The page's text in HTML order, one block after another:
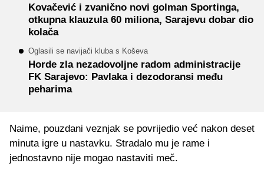
Kovačević i zvanično novi golman Sportinga,
otkupna klauzula 60 miliona, Sarajevu dobar dio
kolača
Oglasili se navijači kluba s Koševa
Horde zla nezadovoljne radom administracije
FK Sarajevo: Pavlaka i dezodoransi među
peharima
Naime, pouzdani veznjak se povrijedio već nakon deset
minuta igre u nastavku. Stradalo mu je rame i
jednostavno nije mogao nastaviti meč.